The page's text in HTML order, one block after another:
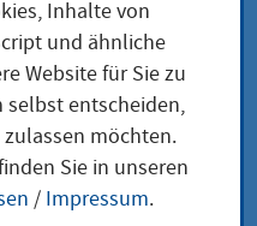
der
Inhalte von
und ähnliche
Website für Sie zu
entscheiden,
möchten.
Sie in unseren
/ Impressum.